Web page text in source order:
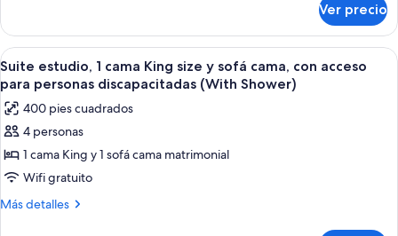
y
sofá
cama,
con
acceso
para
personas
discapacitadas,
tina
1
cama
King
size
y
sofá
cama,
acceso
para
discapacitadas,
Ver precio
Abrir
todas
las
fotos
de
Suite
estudio,
1
Una cocina moderna con una isla
6
Suite estudio, 1 cama King size y sofá cama, con acceso
para personas discapacitadas (With Shower)
400 pies cuadrados
4 personas
1 cama King y 1 sofá cama matrimonial
Wifi gratuito
Más detalles
Más